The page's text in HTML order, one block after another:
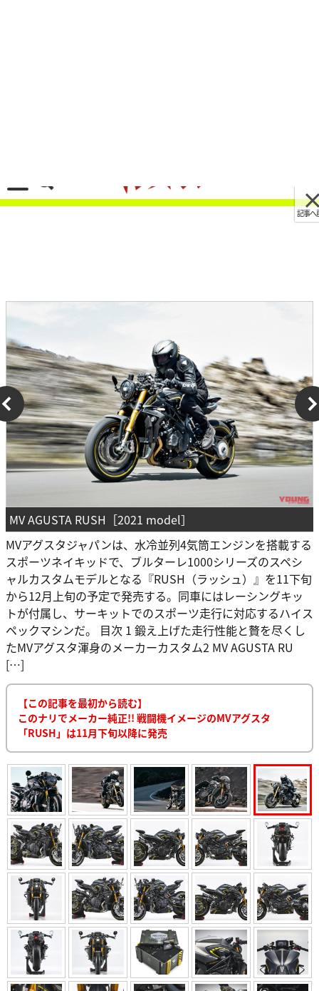
MV AGUSTA RUSH［2021 model］
MVアグスタジャパンは、水冷並列4気筒エンジンを搭載する
スポーツネイキッドで、ブルターレ1000シリーズのスペシ
ャルカスタムモデルとなる『RUSH（ラッシュ）』を11下旬
から12月上旬の予定で発売する。同車にはレーシングキッ
トが付属し、サーキットでのスポーツ走行に対応するハイス
ペックマシンだ。 目次 1 鍛え上げた走行性能と贅を尽くし
たMVアグスタ渾身のメーカーカスタム2 MV AGUSTA RU
[…]
【この記事を最初から読む】
このナリでメーカー純正!! 戦闘機イメージのMVアグスタ
「RUSH」は11月下旬以降に発売